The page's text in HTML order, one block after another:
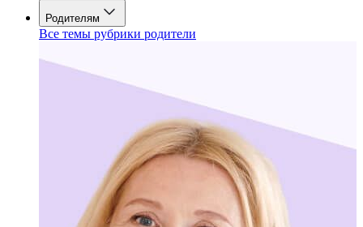
Родителям
Все темы рубрики родители